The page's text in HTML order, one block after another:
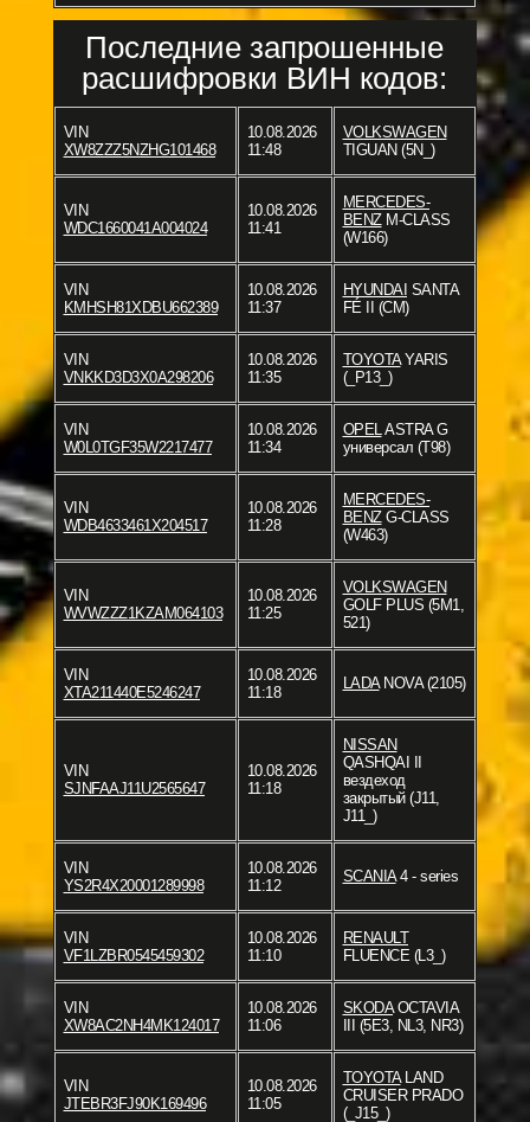
Последние запрошенные
расшифровки ВИН кодов:
VIN
XW8ZZZ5NZHG101468
10.08.2026
11:48
VOLKSWAGEN
TIGUAN (5N_)
VIN
WDC1660041A004024
10.08.2026
11:41
MERCEDES-
BENZM-CLASS
(W166)
VIN
KMHSH81XDBU662389
10.08.2026
11:37
HYUNDAI SANTA
FÉ II (CM)
VIN
VNKKD3D3X0A298206
10.08.2026
11:35
TOYOTAYARIS
(_P13_)
VIN
W0L0TGF35W2217477
10.08.2026
11:34
OPELASTRA G
универсал (T98)
VIN
WDB4633461X204517
10.08.2026
11:28
MERCEDES-
BENZG-CLASS
(W463)
VIN
WVWZZZ1KZAM064103
10.08.2026
11:25
VOLKSWAGEN
GOLF PLUS (5M1,
521)
VIN
XTA211440E5246247
10.08.2026
11:18
LADANOVA (2105)
VIN
SJNFAAJ11U2565647
10.08.2026
11:18
NISSAN
QASHQAI II
вездеход
закрытый (J11,
J11_)
VIN
YS2R4X20001289998
10.08.2026
11:12
SCANIA4 - series
VIN
VF1LZBR0545459302
10.08.2026
11:10
RENAULT
FLUENCE (L3_)
VIN
XW8AC2NH4MK124017
10.08.2026
11:06
SKODAOCTAVIA
III (5E3, NL3, NR3)
VIN
JTEBR3FJ90K169496
10.08.2026
11:05
TOYOTALAND
CRUISER PRADO
(_J15_)